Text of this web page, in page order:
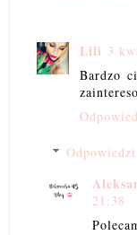
Lili 3
Bardzo
Odpowiedzi
21:38